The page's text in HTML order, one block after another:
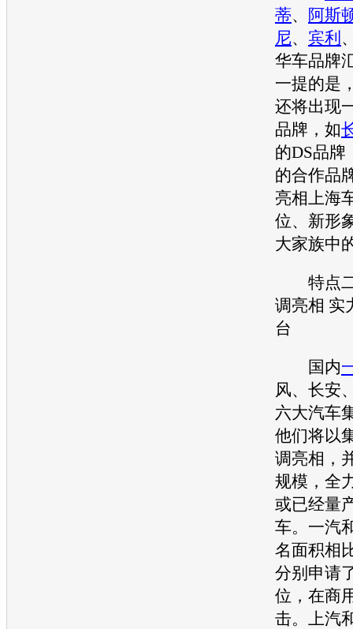
蒂、 阿斯
尼、 宾利
华车品牌
一提的是
还将出现
品牌，如
的DS品牌
的合作品
亮相上海
位、新形
大家族中
特点二
调亮相 实
台
国内
风、 长安
六大汽车
他们将以
调亮相，
规模，全
或已经量
车。 一汽
名面积相
分别申请
位，在商
击。上汽